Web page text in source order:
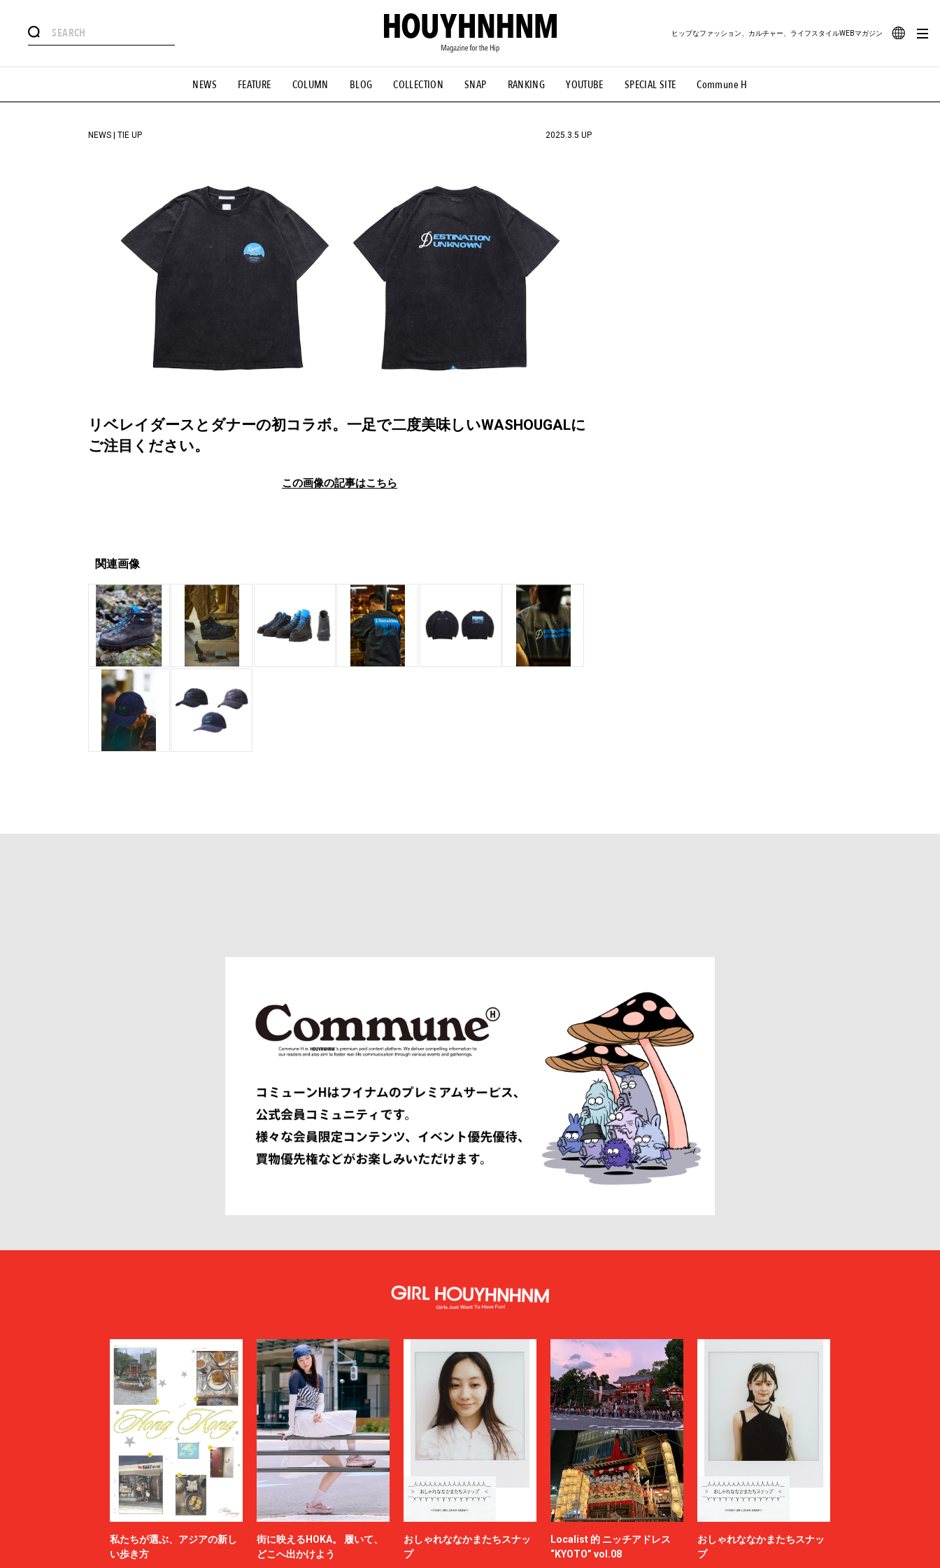
NEWS FEATURE COLUMN BLOG COLLECTION SNAP RANKING YOUTUBE SPECIAL SITE Commune H
ヒップなファッション、カルチャー、ライフスタイルWEBマガジン
#憧れの逸品 #ESSENTIAL DESIGNS #古着サミット #NEW VINTAGE #マイナーグッド図鑑 #路地裏てぃーん。 #MONTHLY JOURNAL
#GH 銘品の所以 #フイナムのYouTube #Commune H #FOCUS IT #AH.H #ととけん #FASHION #MUSIC #MOVIE #LIFESTYLE #SNEAKER #OUTDOOR
#HANDSOME HANDBOOK
NEWS | TIE UP 2025.3.5 UP
リベレイダースとダナーの初コラボ。一足で二度美味しいWASHOUGALに
ご注目ください。
この画像の記事はこちら
関連画像
私たちが選ぶ、アジアの新し
い歩き方
街に映えるHOKA。 履いて、
どこへ出かけよう
おしゃれななかまたちスナッ
プ
Localist 的 ニッチアドレス
“KYOTO” vol.08
おしゃれななかまたちスナッ
プ